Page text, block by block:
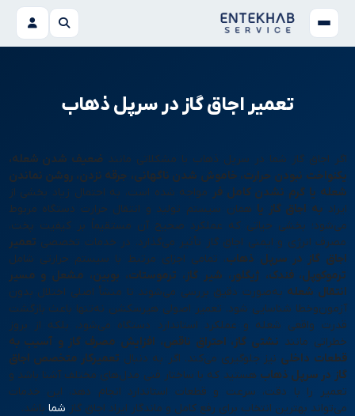
تعمیر اجاق گاز در سرپل ذهاب
اگر اجاق گاز شما در سرپل ذهاب با مشکلاتی مانند ضعیف شدن شعله،
یکنواخت نبودن حرارت، خاموش شدن ناگهانی، جرقه نزدن، روشن نماندن
شعله یا گرم نشدن کامل فر مواجه شده است، به احتمال زیاد بخشی از
ایرادبه اجاق گاز یا همان سیستم تولید و انتقال حرارت دستگاه مربوط
می‌شود؛ بخشی حیاتی که عملکرد صحیح آن مستقیماً بر کیفیت پخت،
مصرف انرژی و ایمنی اجاق گاز تأثیر می‌گذارد. در خدمات تخصصی تعمیر
اجاق گاز در سرپل ذهاب، تمامی اجزای مرتبط با سیستم حرارتی شامل
ترموکوپل، فندک، ژیگلور، شیر گاز، ترموستات، بوبین، مشعل و مسیر
انتقال شعله به‌صورت دقیق بررسی می‌شوند تا منشأ اصلی اختلال بدون
آزمون‌وخطا شناسایی شود. تعمیر اصولی هیرسکشن نه‌تنها باعث بازگشت
قدرت واقعی شعله و عملکرد استاندارد دستگاه می‌شود، بلکه از بروز
خطراتی مانند نشتی گاز، احتراق ناقص، افزایش مصرف گاز و آسیب به
قطعات داخلی نیز جلوگیری می‌کند. اگر به دنبال تعمیرکار متخصص اجاق
گاز در سرپل ذهاب هستید که با ساختار فنی مدل‌های مختلف آشنا باشد و
تعمیر را با دقت، سرعت و قطعات استاندارد انجام دهد، این خدمات
می‌تواند بهترین انتخاب برای رفع کامل و ماندگار ایراد اجاق گاز شما باشد.